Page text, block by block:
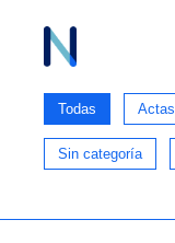
contenido
Todas Actas
Sin categoría